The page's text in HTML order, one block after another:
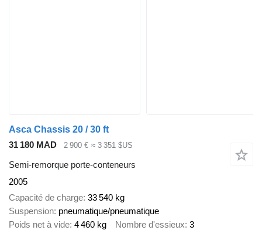
Asca Chassis 20 / 30 ft
31 180 MAD
2 900 € ≈ 3 351 $US
Semi-remorque porte-conteneurs
2005
Capacité de charge 33 540 kg
Suspension pneumatique/pneumatique
Poids net à vide 4 460 kg Nombre d'essieux 3